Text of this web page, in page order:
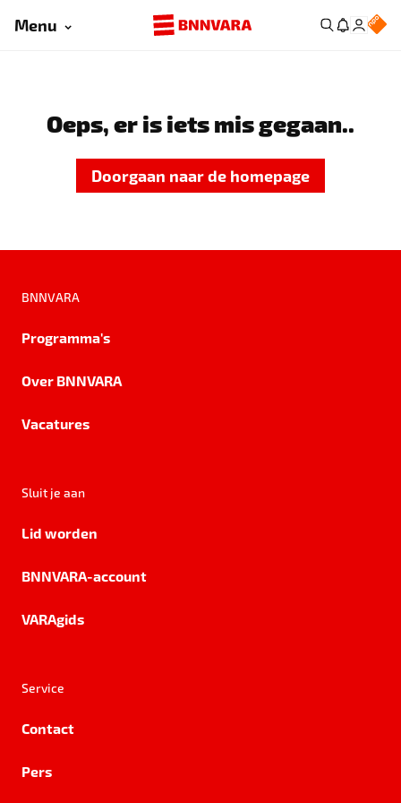
Menu
Oeps, er is iets mis gegaan..
Doorgaan naar de homepage
BNNVARA
Programma's
Over BNNVARA
Vacatures
Sluit je aan
Lid worden
BNNVARA-account
VARAgids
Service
Contact
Pers